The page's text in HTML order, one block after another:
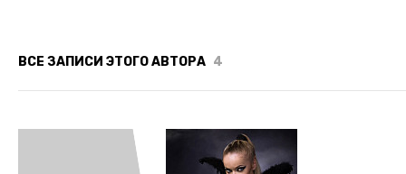
ВСЕ ЗАПИСИ ЭТОГО АВТОРА 4